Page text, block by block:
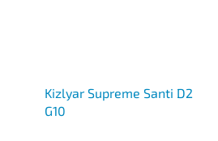
Kizlyar Supreme Santi D2
G10